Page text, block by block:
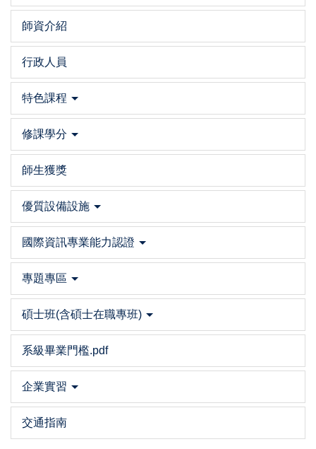
師資介紹
行政人員
特色課程
修課學分
師生獲獎
優質設備設施
國際資訊專業能力認證
專題專區
碩士班(含碩士在職專班)
系級畢業門檻.pdf
企業實習
交通指南